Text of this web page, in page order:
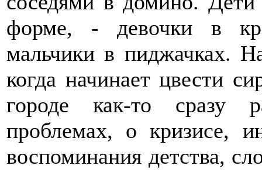
форме, - девочки в
мальчики в пиджачках.
когда начинает цвести
городе как-то сразу
проблемах, о кризисе,
воспоминания детства,